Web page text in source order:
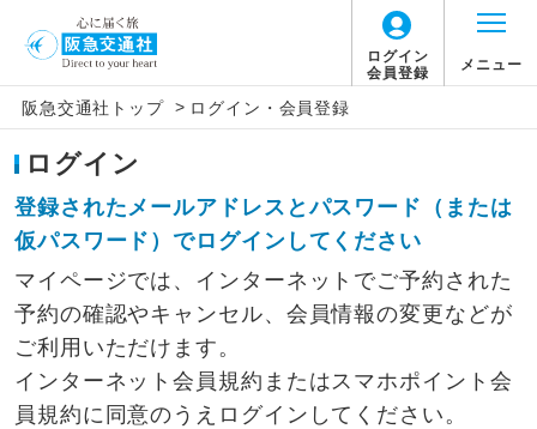
ログイン
会員登録
メニュー
阪急交通社トップ > ログイン・会員登録
ログイン
登録されたメールアドレスとパスワード（または
仮パスワード）でログインしてください
マイページでは、インターネットでご予約された
予約の確認やキャンセル、会員情報の変更などが
ご利用いただけます。
インターネット会員規約またはスマホポイント会
員規約に同意のうえログインしてください。